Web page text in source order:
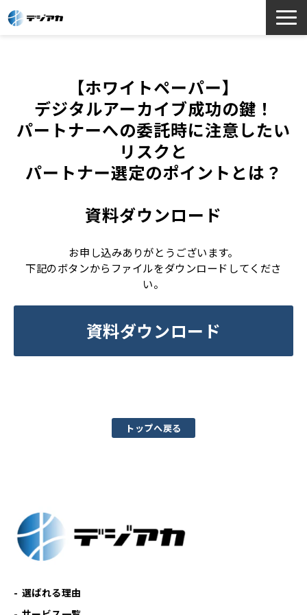
お役立ち情報
導入事例
よくあるご質問
【ホワイトペーパー】
デジタルアーカイブ成功の鍵！
パートナーへの委託時に注意したい
リスクと
パートナー選定のポイントとは？
資料ダウンロード
お申し込みありがとうございます。
下記のボタンからファイルをダウンロードしてくださ
い。
資料ダウンロード
トップへ戻る
選ばれる理由